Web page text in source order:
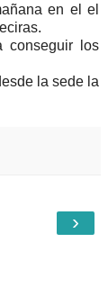
en el el
conseguir los
la sede la
›